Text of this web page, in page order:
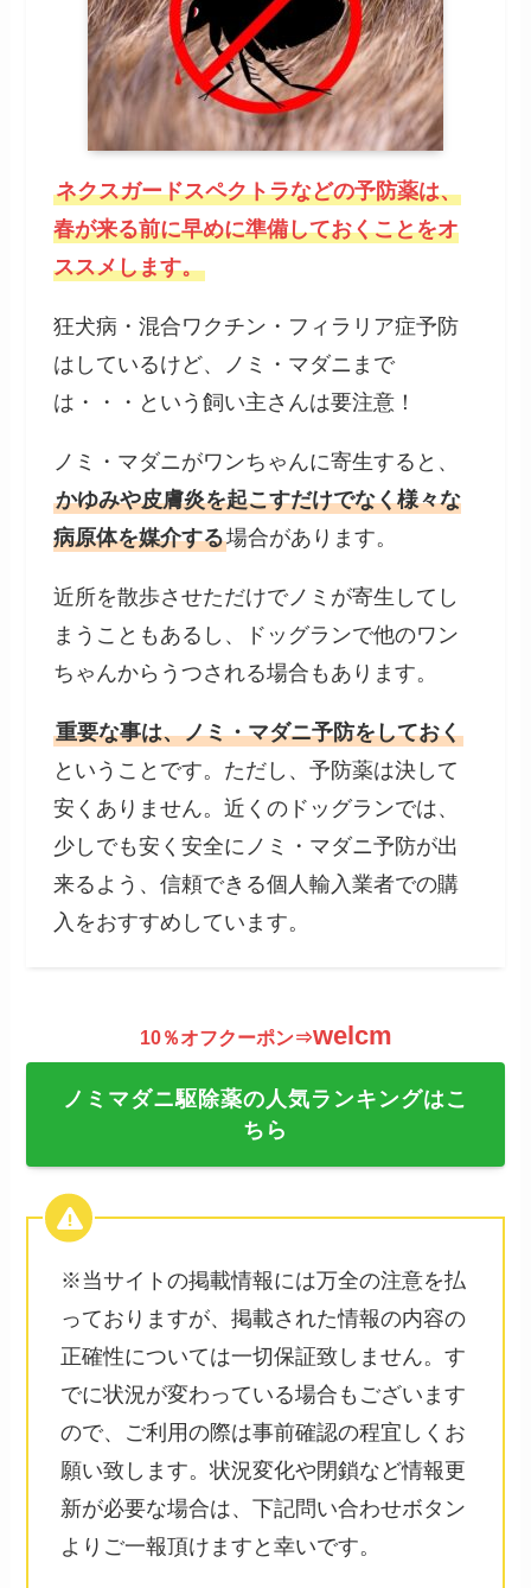
ネクスガードスペクトラなどの予防薬は、
春が来る前に早めに準備しておくことをオ
ススメします。
狂犬病・混合ワクチン・フィラリア症予防
はしているけど、ノミ・マダニまで
は・・・という飼い主さんは要注意！
ノミ・マダニがワンちゃんに寄生すると、
かゆみや皮膚炎を起こすだけでなく様々な
病原体を媒介する場合があります。
近所を散歩させただけでノミが寄生してし
まうこともあるし、ドッグランで他のワン
ちゃんからうつされる場合もあります。
重要な事は、ノミ・マダニ予防をしておく
ということです。ただし、予防薬は決して
安くありません。近くのドッグランでは、
少しでも安く安全にノミ・マダニ予防が出
来るよう、信頼できる個人輸入業者での購
入をおすすめしています。
10％オフクーポン⇒welcm
ノミマダニ駆除薬の人気ランキングはこ
ちら
※当サイトの掲載情報には万全の注意を払
っておりますが、掲載された情報の内容の
正確性については一切保証致しません。す
でに状況が変わっている場合もございます
ので、ご利用の際は事前確認の程宜しくお
願い致します。状況変化や閉鎖など情報更
新が必要な場合は、下記問い合わせボタン
よりご一報頂けますと幸いです。